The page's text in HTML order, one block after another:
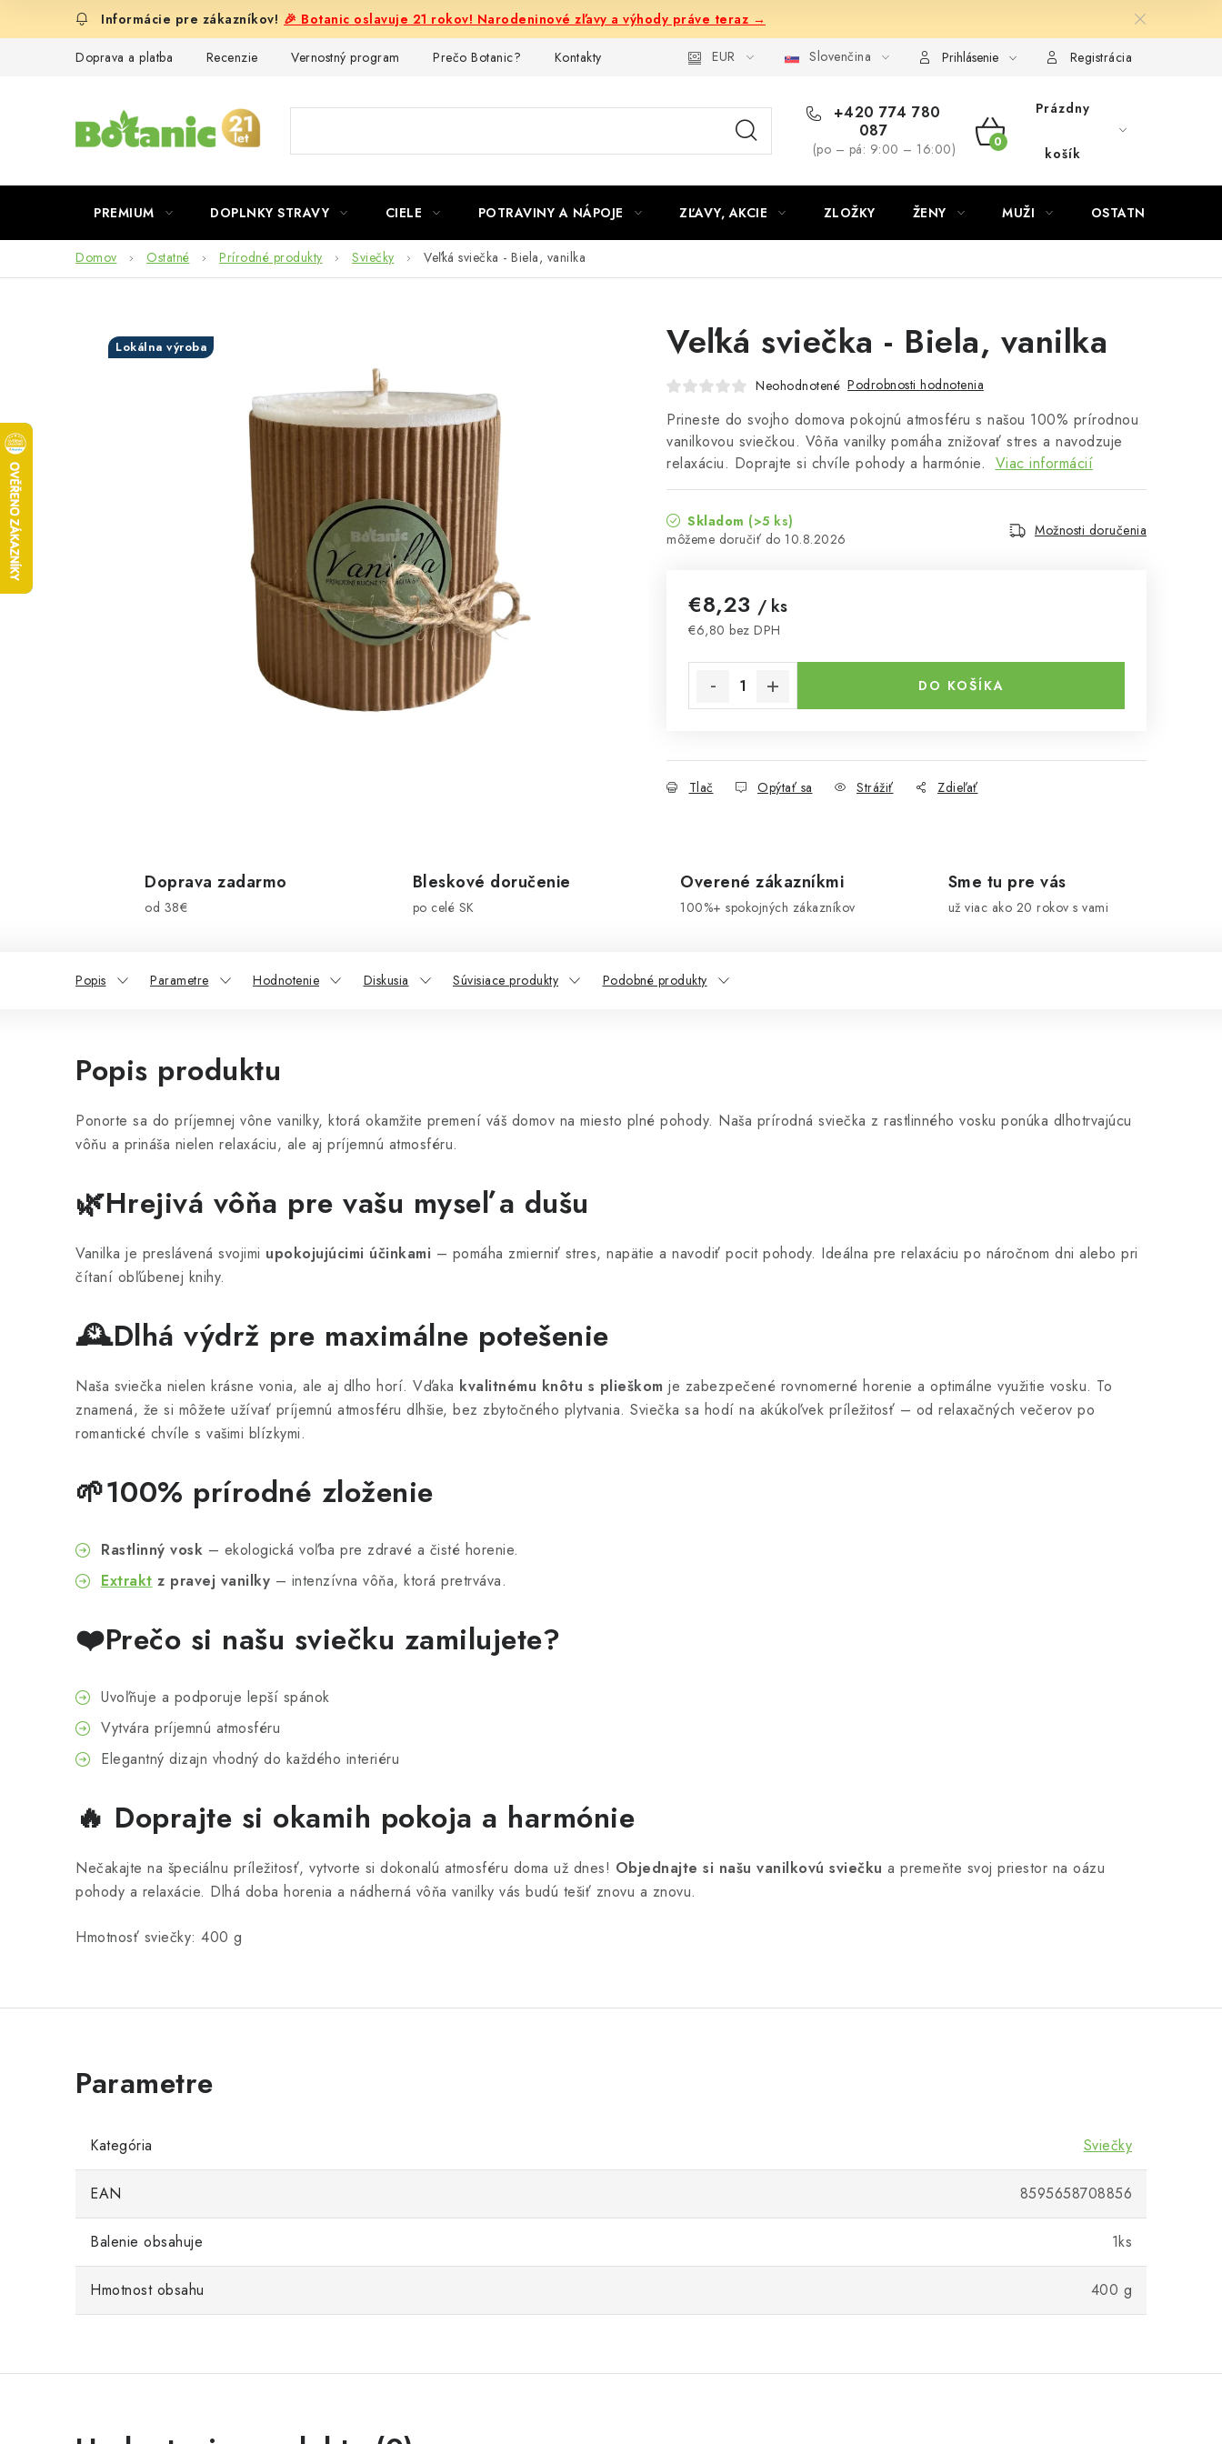
🎉 Botanic oslavuje 21 rokov! Narodeninové zľavy a výhody práve teraz →
Doprava a platba Recenzie Vernostný program Prečo Botanic? Kontakty EUR Slovenčina Prihlásenie Registrácia
+420 774 780
087
(po – pá: 9:00 – 16:00)
NÁKUPNÝ
Prázdny
košík
PREMIUM DOPLNKY STRAVY CIELE POTRAVINY A NÁPOJE ZĽAVY, AKCIE ZLOŽKY ŽENY MUŽI OSTATNÉ
Domov Ostatné Prírodné produkty Sviečky Veľká sviečka - Biela, vanilka
Veľká sviečka - Biela, vanilka
Neohodnotené Podrobnosti hodnotenia
Prineste do svojho domova pokojnú atmosféru s našou 100% prírodnou
vanilkovou sviečkou. Vôňa vanilky pomáha znižovať stres a navodzuje
relaxáciu. Doprajte si chvíle pohody a harmónie. Viac informácií
Skladom (>5 ks)
10.8.2026
Možnosti doručenia
€8,23 / ks
€6,80 bez DPH
DO KOŠÍKA
Tlač Opýtať sa Strážiť Zdieľať
Lokálna výroba
Doprava zadarmo
od 38€
Bleskové doručenie
po celé SK
Overené zákazníkmi
100%+ spokojných zákazníkov
Sme tu pre vás
už viac ako 20 rokov s vami
Popis Parametre Hodnotenie Diskusia Súvisiace produkty Podobné produkty
Popis produktu
Ponorte sa do príjemnej vône vanilky, ktorá okamžite premení váš domov na miesto plné pohody. Naša prírodná sviečka z rastlinného vosku ponúka dlhotrvajúcu
vôňu a prináša nielen relaxáciu, ale aj príjemnú atmosféru.
🌿Hrejivá vôňa pre vašu myseľ a dušu
Vanilka je preslávená svojimi upokojujúcimi účinkami – pomáha zmierniť stres, napätie a navodiť pocit pohody. Ideálna pre relaxáciu po náročnom dni alebo pri
čítaní obľúbenej knihy.
🕰️Dlhá výdrž pre maximálne potešenie
Naša sviečka nielen krásne vonia, ale aj dlho horí. Vďaka kvalitnému knôtu s plieškom je zabezpečené rovnomerné horenie a optimálne využitie vosku. To
znamená, že si môžete užívať príjemnú atmosféru dlhšie, bez zbytočného plytvania. Sviečka sa hodí na akúkoľvek príležitosť – od relaxačných večerov po
romantické chvíle s vašimi blízkymi.
🌱100% prírodné zloženie
Rastlinný vosk – ekologická voľba pre zdravé a čisté horenie.
Extrakt z pravej vanilky – intenzívna vôňa, ktorá pretrváva.
❤️Prečo si našu sviečku zamilujete?
Uvoľňuje a podporuje lepší spánok
Vytvára príjemnú atmosféru
Elegantný dizajn vhodný do každého interiéru
🔥 Doprajte si okamih pokoja a harmónie
Nečakajte na špeciálnu príležitosť, vytvorte si dokonalú atmosféru doma už dnes! Objednajte si našu vanilkovú sviečku a premeňte svoj priestor na oázu
pohody a relaxácie. Dlhá doba horenia a nádherná vôňa vanilky vás budú tešiť znovu a znovu.
Hmotnosť sviečky: 400 g
Kategória Sviečky
EAN 8595658708856
Balenie obsahuje 1ks
Hmotnost obsahu 400 g